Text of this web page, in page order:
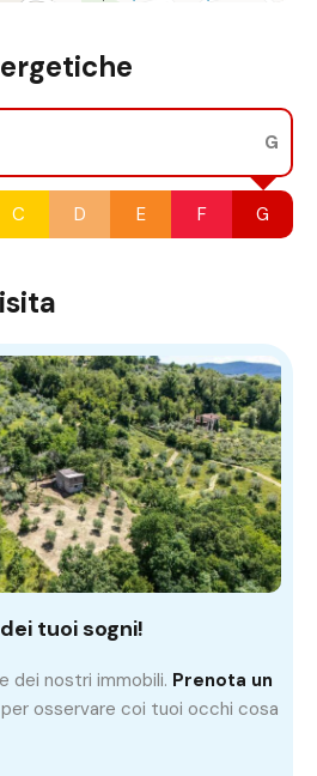
G
C D E F G
tuoi sogni!
dei nostri immobili. Prenota un
per osservare coi tuoi occhi cosa